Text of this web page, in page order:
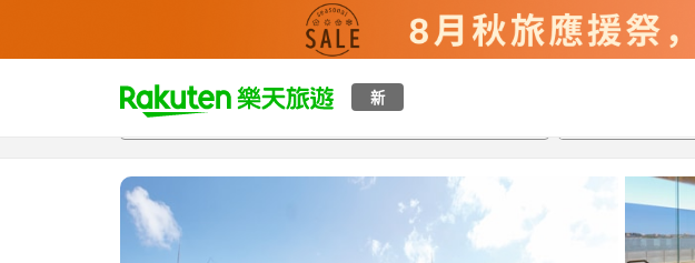
新
t
p
a
g
總覽客房與方案評語特點設施